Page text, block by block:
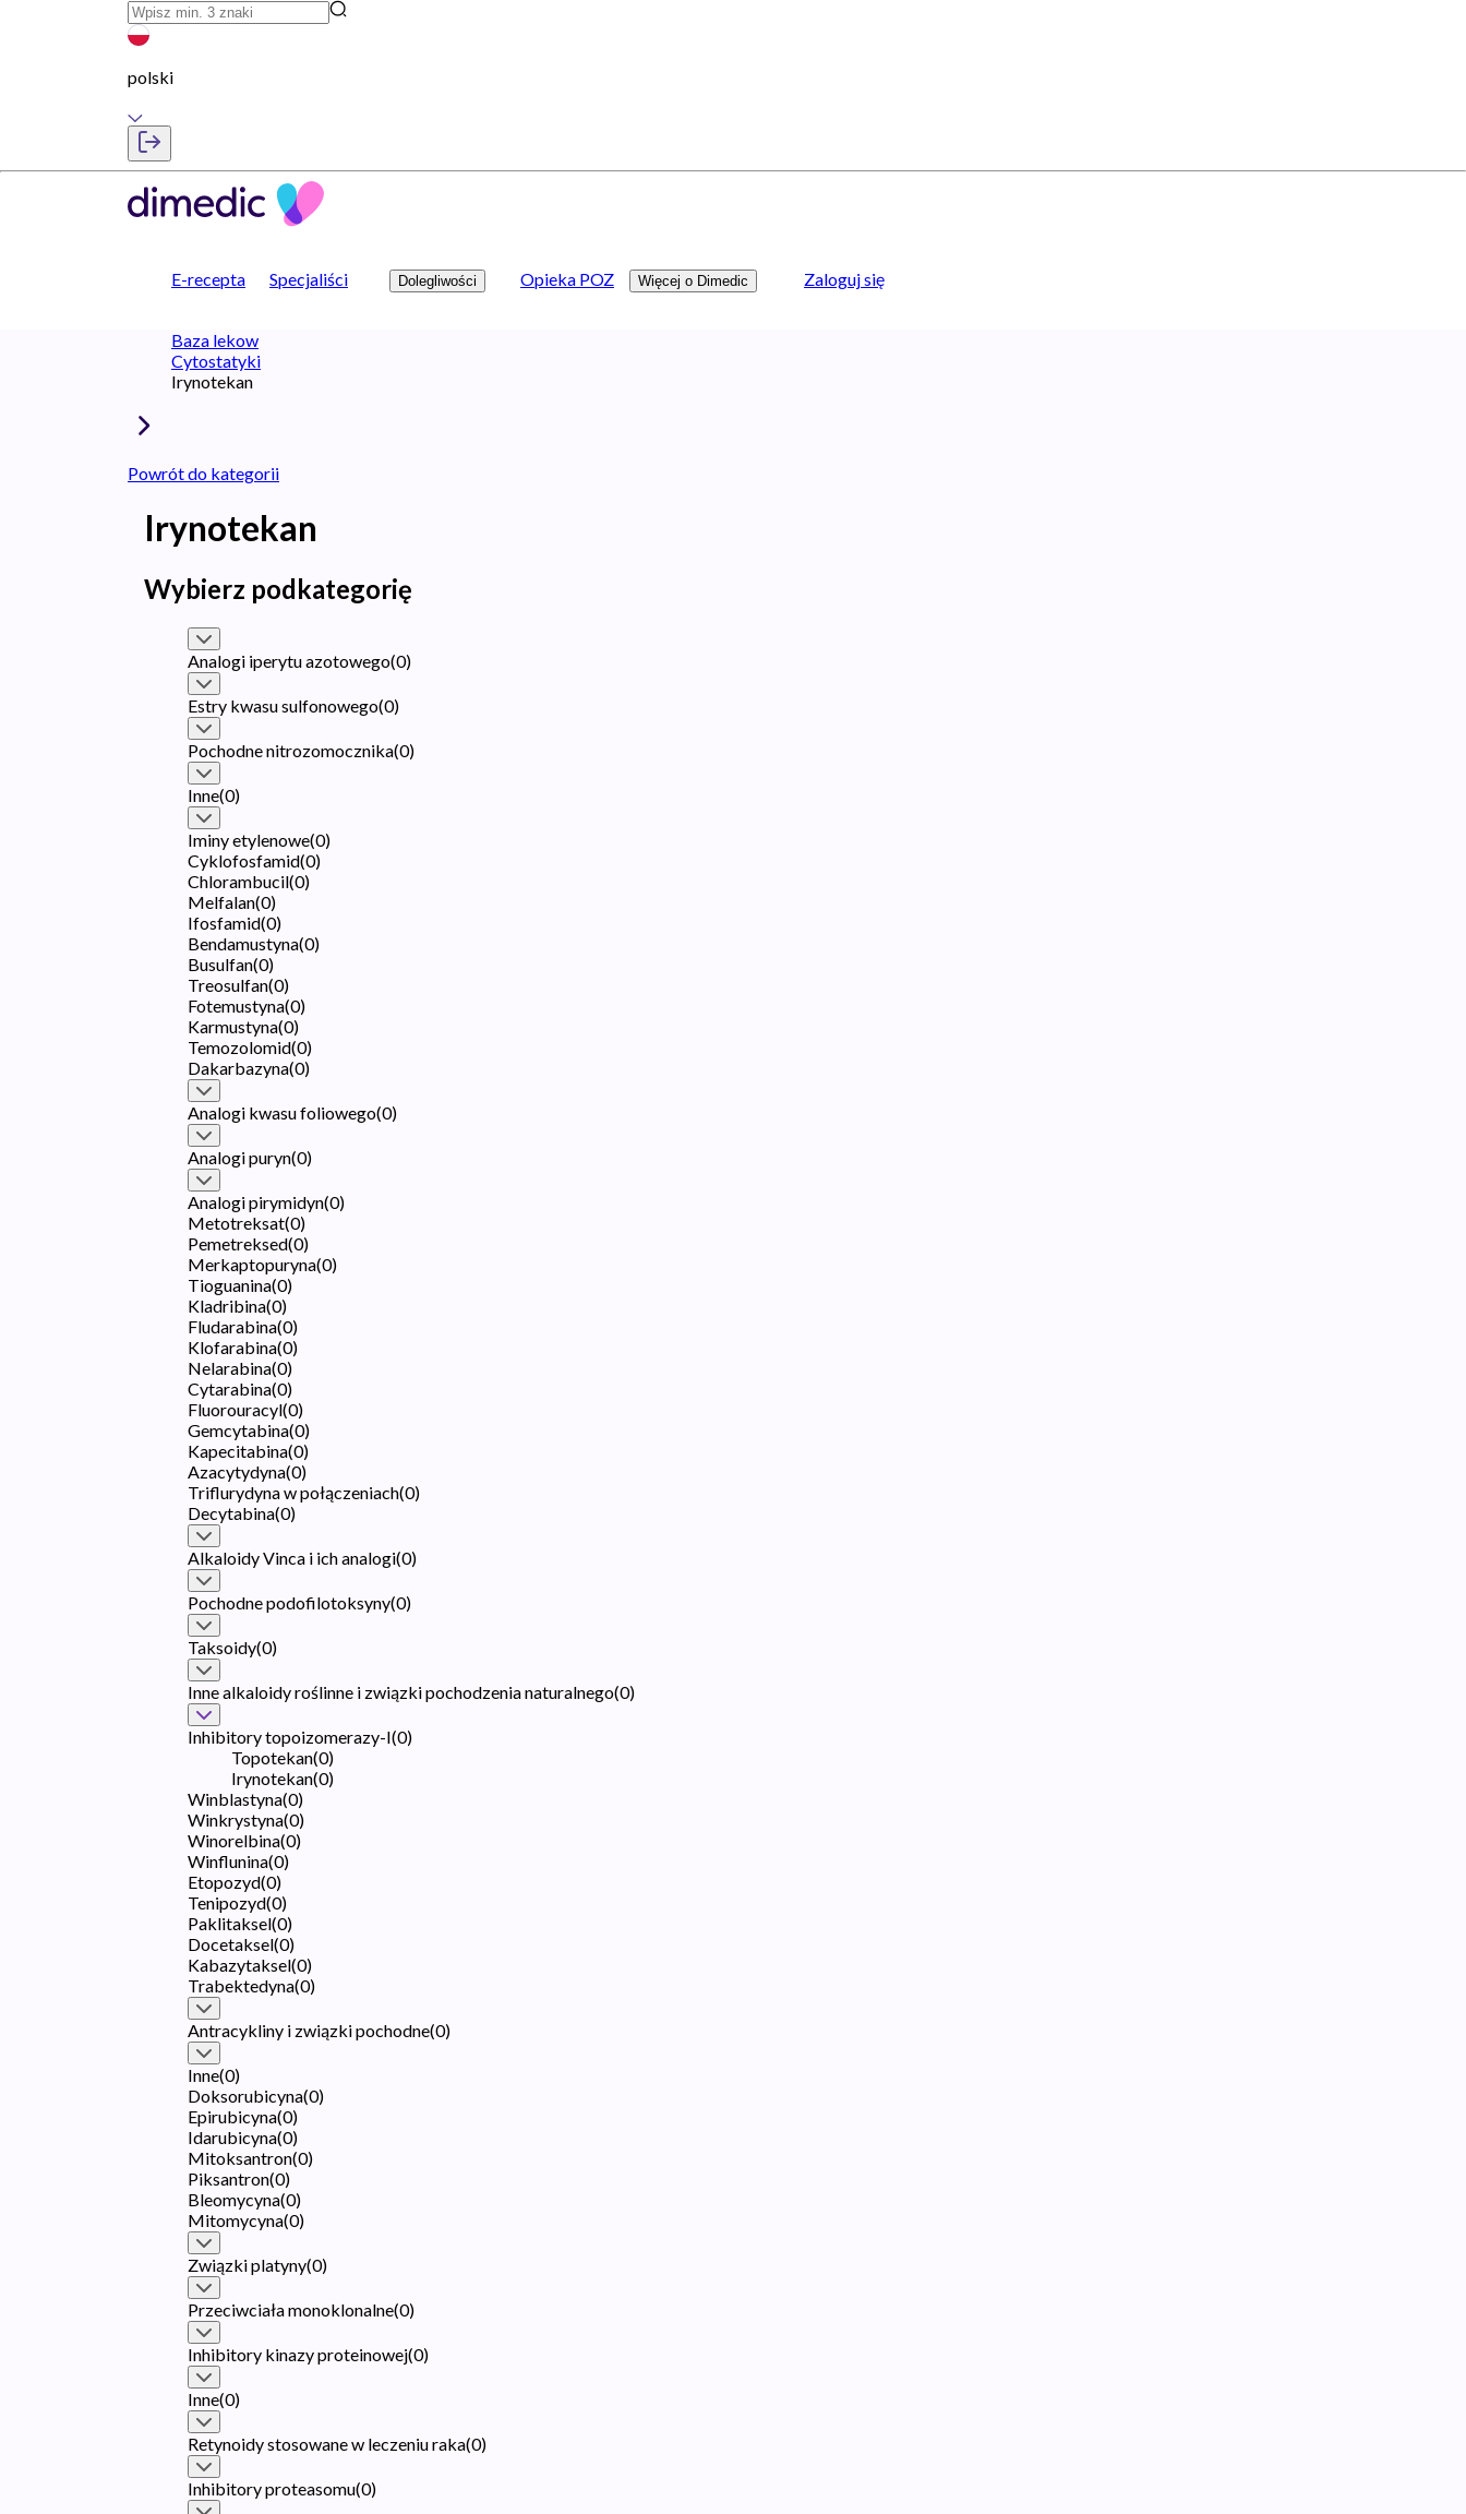
polski
E-recepta Specjaliści Dolegliwości Opieka POZ Więcej o Dimedic Zaloguj się
Baza lekow
Cytostatyki
Irynotekan
Powrót do kategorii
Irynotekan
Wybierz podkategorię
Analogi iperytu azotowego(0)
Estry kwasu sulfonowego(0)
Pochodne nitrozomocznika(0)
Inne(0)
Iminy etylenowe(0)
Cyklofosfamid(0)
Chlorambucil(0)
Melfalan(0)
Ifosfamid(0)
Bendamustyna(0)
Busulfan(0)
Treosulfan(0)
Fotemustyna(0)
Karmustyna(0)
Temozolomid(0)
Dakarbazyna(0)
Analogi kwasu foliowego(0)
Analogi puryn(0)
Analogi pirymidyn(0)
Metotreksat(0)
Pemetreksed(0)
Merkaptopuryna(0)
Tioguanina(0)
Kladribina(0)
Fludarabina(0)
Klofarabina(0)
Nelarabina(0)
Cytarabina(0)
Fluorouracyl(0)
Gemcytabina(0)
Kapecitabina(0)
Azacytydyna(0)
Triflurydyna w połączeniach(0)
Decytabina(0)
Alkaloidy Vinca i ich analogi(0)
Pochodne podofilotoksyny(0)
Taksoidy(0)
Inne alkaloidy roślinne i związki pochodzenia naturalnego(0)
Inhibitory topoizomerazy-I(0)
Topotekan(0)
Irynotekan(0)
Winblastyna(0)
Winkrystyna(0)
Winorelbina(0)
Winflunina(0)
Etopozyd(0)
Tenipozyd(0)
Paklitaksel(0)
Docetaksel(0)
Kabazytaksel(0)
Trabektedyna(0)
Antracykliny i związki pochodne(0)
Inne(0)
Doksorubicyna(0)
Epirubicyna(0)
Idarubicyna(0)
Mitoksantron(0)
Piksantron(0)
Bleomycyna(0)
Mitomycyna(0)
Związki platyny(0)
Przeciwciała monoklonalne(0)
Inhibitory kinazy proteinowej(0)
Inne(0)
Retynoidy stosowane w leczeniu raka(0)
Inhibitory proteasomu(0)